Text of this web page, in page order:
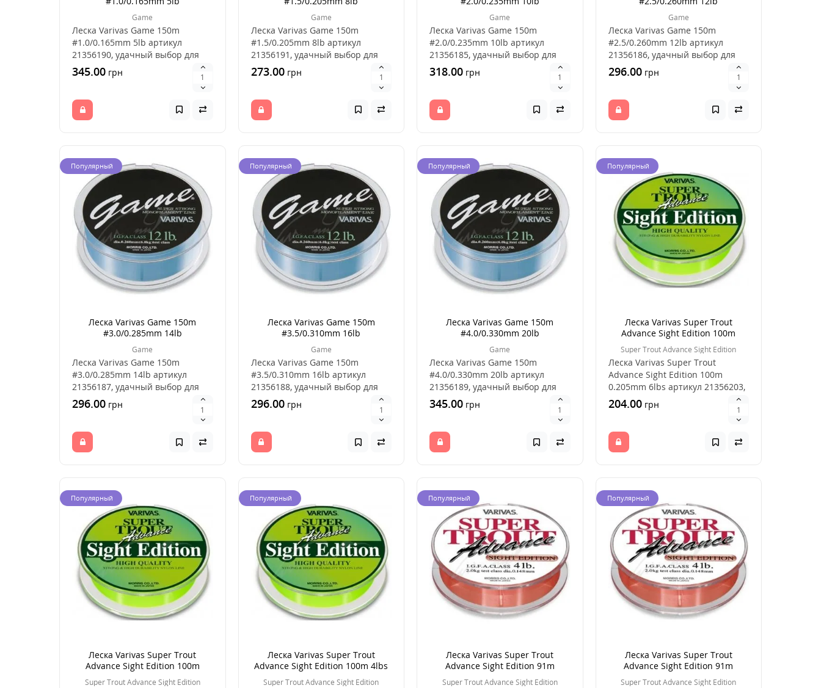
Game
Леска Varivas Game 150m
#1.0/0.165mm 5lb артикул
21356190, удачный выбор для
ловли рыбы, это хорошее..
345.00 грн
Game
Леска Varivas Game 150m
#1.5/0.205mm 8lb артикул
21356191, удачный выбор для
ловли рыбы, это хорошее..
273.00грн
Game
Леска Varivas Game 150m
#2.0/0.235mm 10lb артикул
21356185, удачный выбор для
ловли рыбы, это хороше..
318.00 грн
Game
Леска Varivas Game 150m
#2.5/0.260mm 12lb артикул
21356186, удачный выбор для
ловли рыбы, это хороше..
296.00грн
Популярный
Леска Varivas Game 150m
#3.0/0.285mm 14lb
Game
Леска Varivas Game 150m
#3.0/0.285mm 14lb артикул
21356187, удачный выбор для
ловли рыбы, это хороше..
296.00 грн
Популярный
Леска Varivas Game 150m
#3.5/0.310mm 16lb
Game
Леска Varivas Game 150m
#3.5/0.310mm 16lb артикул
21356188, удачный выбор для
ловли рыбы, это хороше..
296.00грн
Популярный
Леска Varivas Game 150m
#4.0/0.330mm 20lb
Game
Леска Varivas Game 150m
#4.0/0.330mm 20lb артикул
21356189, удачный выбор для
ловли рыбы, это хороше..
345.00 грн
Популярный
Леска Varivas Super Trout
Advance Sight Edition 100m
0.205mm 6lbs
Super Trout Advance Sight Edition
Леска Varivas Super Trout
Advance Sight Edition 100m
0.205mm 6lbs артикул 21356203,
удачный выбор дл..
204.00грн
Популярный
Леска Varivas Super Trout
Advance Sight Edition 100m
0.235mm 8lbs
Super Trout Advance Sight Edition
Популярный
Леска Varivas Super Trout
Advance Sight Edition 100m 4lbs
Super Trout Advance Sight Edition
Популярный
Леска Varivas Super Trout
Advance Sight Edition 91m
0.104mm 2lb
Super Trout Advance Sight Edition
Популярный
Леска Varivas Super Trout
Advance Sight Edition 91m
0.117mm 2.5lb
Super Trout Advance Sight Edition